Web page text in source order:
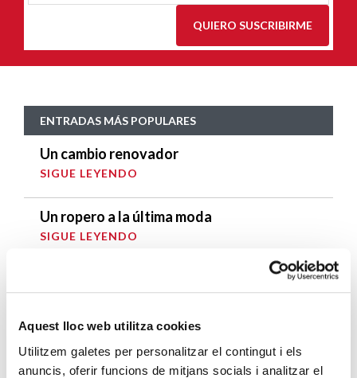
Aquest lloc web utilitza cookies
Utilitzem galetes per personalitzar el contingut i els
anuncis, oferir funcions de mitjans socials i analitzar el
QUIERO SUSCRIBIRME
ENTRADAS MÁS POPULARES
Un cambio renovador
SIGUE LEYENDO
Un ropero a la última moda
SIGUE LEYENDO
SIGUE LEYENDO